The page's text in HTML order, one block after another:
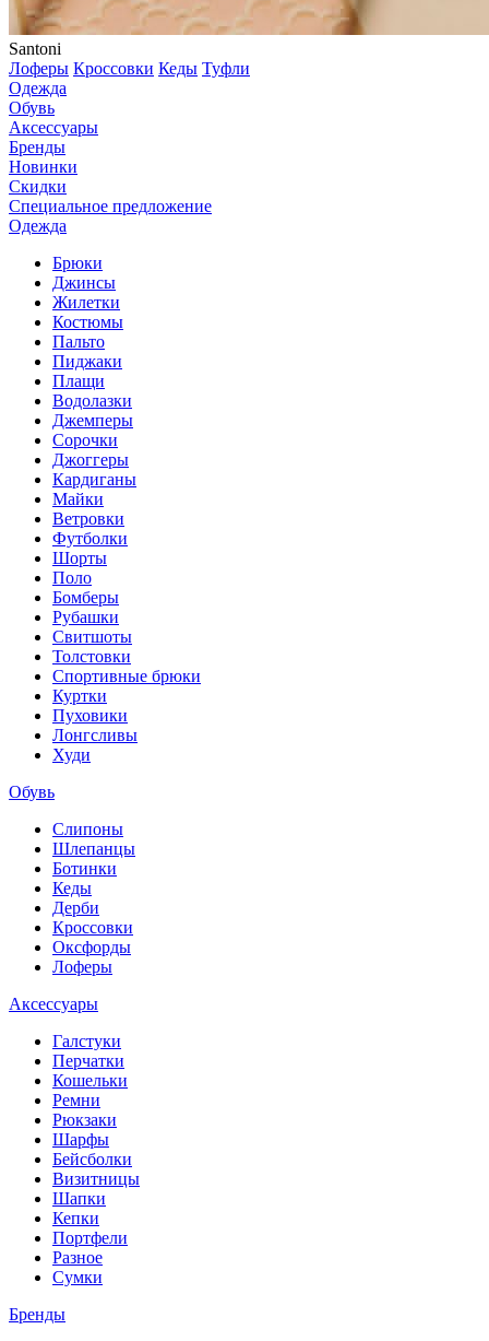
Santoni
Лоферы Кроссовки Кеды Туфли
Одежда
Обувь
Аксессуары
Бренды
Новинки
Скидки
Специальное предложение
Одежда
Брюки
Джинсы
Жилетки
Костюмы
Пальто
Пиджаки
Плащи
Водолазки
Джемперы
Сорочки
Джоггеры
Кардиганы
Майки
Ветровки
Футболки
Шорты
Поло
Бомберы
Рубашки
Свитшоты
Толстовки
Спортивные брюки
Куртки
Пуховики
Лонгсливы
Худи
Обувь
Слипоны
Шлепанцы
Ботинки
Кеды
Дерби
Кроссовки
Оксфорды
Лоферы
Аксессуары
Галстуки
Перчатки
Кошельки
Ремни
Рюкзаки
Шарфы
Бейсболки
Визитницы
Шапки
Кепки
Портфели
Разное
Сумки
Бренды